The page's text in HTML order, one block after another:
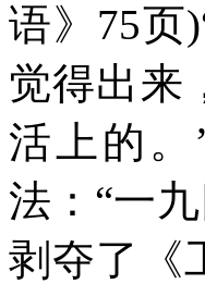
语》 75页)
觉得出来
活上的。
法：“一
剥夺了《